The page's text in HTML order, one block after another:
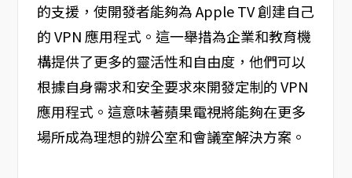
的支援，使開發者能夠為 Apple TV 創建自己
的 VPN 應用程式。這一舉措為企業和教育機
構提供了更多的靈活性和自由度，他們可以
根據自身需求和安全要求來開發定制的 VPN
應用程式。這意味著蘋果電視將能夠在更多
場所成為理想的辦公室和會議室解決方案。